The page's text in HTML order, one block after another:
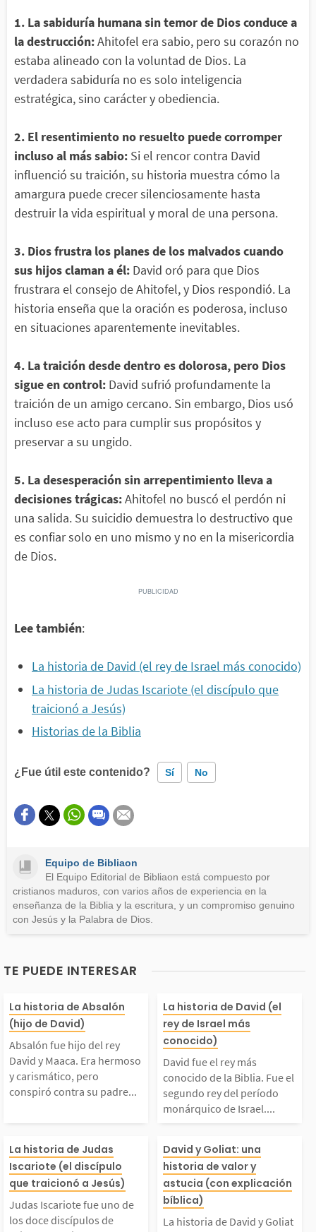
1. La sabiduría humana sin temor de Dios conduce a
la destrucción:Ahitofel era sabio, pero su corazón no
estaba alineado con la voluntad de Dios. La
verdadera sabiduría no es solo inteligencia
estratégica, sino carácter y obediencia.
2. El resentimiento no resuelto puede corromper
incluso al más sabio: Si el rencor contra David
influenció su traición, su historia muestra cómo la
amargura puede crecer silenciosamente hasta
destruir la vida espiritual y moral de una persona.
3. Dios frustra los planes de los malvados cuando
sus hijos claman a él: David oró para que Dios
frustrara el consejo de Ahitofel, y Dios respondió. La
historia enseña que la oración es poderosa, incluso
en situaciones aparentemente inevitables.
4. La traición desde dentro es dolorosa, pero Dios
sigue en control: David sufrió profundamente la
traición de un amigo cercano. Sin embargo, Dios usó
incluso ese acto para cumplir sus propósitos y
preservar a su ungido.
5. La desesperación sin arrepentimiento lleva a
decisiones trágicas:Ahitofel no buscó el perdón ni
una salida. Su suicidio demuestra lo destructivo que
es confiar solo en uno mismo y no en la misericordia
de Dios.
Lee también:
La historia de David (el rey de Israel más conocido)
La historia de Judas Iscariote (el discípulo que
traicionó a Jesús)
Historias de la Biblia
¿Fue útil este contenido? Sí No
Este contenido contiene información incorrecta
Otro
Equipo de Bibliaon
El Equipo Editorial de Bibliaon está compuesto por
cristianos maduros, con varios años de experiencia en la
enseñanza de la Biblia y la escritura, y un compromiso genuino
con Jesús y la Palabra de Dios.
TE PUEDE INTERESAR
fue hijo del r
David y Maaca. Er
hermoso y carismáti
pero conspiró cont
su padre para toma
trono de Israel. S
La historia de Absalón
(hijo de David)
Absalón fue hijo del rey
David y Maaca. Era hermoso
y carismático, pero
conspiró contra su padre...
David fue el
onocido de la
Fue el
l período
de Israel.
período de
La historia de David (el
rey de Israel más
conocido)
David fue el rey más
conocido de la Biblia. Fue el
segundo rey del período
monárquico de Israel....
Iscariote fue un
de los doce discípul
de Cristo, conocido
La historia de Judas
Iscariote (el discípulo
que traicionó a Jesús)
Judas Iscariote fue uno de
los doce discípulos de
La historia de
Goliat nos
e podemos
David y Goliat: una
historia de valor y
astucia (con explicación
bíblica)
La historia de David y Goliat